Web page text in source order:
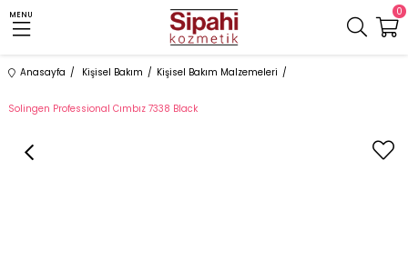
MENU 0
Anasayfa Kişisel Bakım Kişisel Bakım Malzemeleri
Solingen Professional Cımbız 7338 Black